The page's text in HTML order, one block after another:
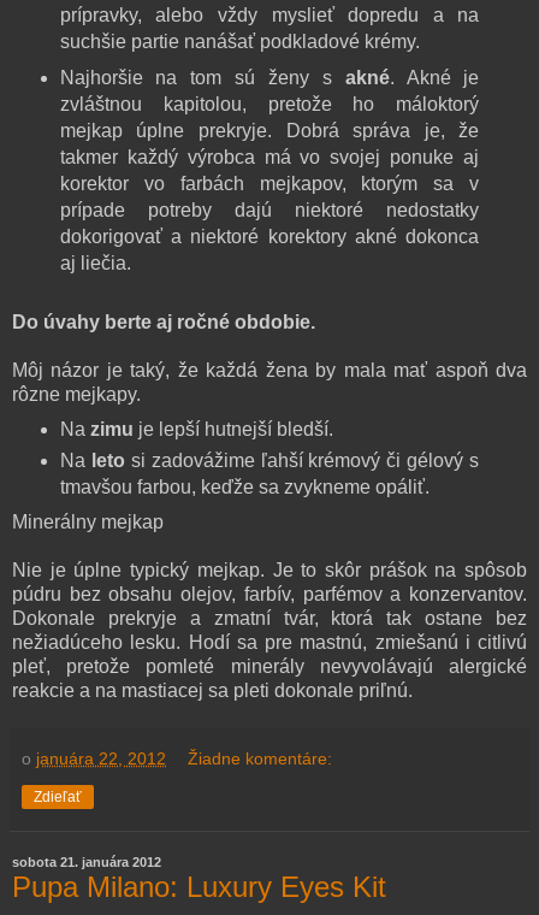
prípravky, alebo vždy myslieť dopredu a na
suchšie partie nanášať podkladové krémy.
Najhoršie na tom sú ženy s akné. Akné je
zvláštnou kapitolou, pretože ho máloktorý
mejkap úplne prekryje. Dobrá správa je, že
takmer každý výrobca má vo svojej ponuke aj
korektor vo farbách mejkapov, ktorým sa v
prípade potreby dajú niektoré nedostatky
dokorigovať a niektoré korektory akné dokonca
aj liečia.
Do úvahy berte aj ročné obdobie.
Môj názor je taký, že každá žena by mala mať aspoň dva
rôzne mejkapy.
Na zimu je lepší hutnejší bledší.
Na leto si zadovážime ľahší krémový či gélový s
tmavšou farbou, keďže sa zvykneme opáliť.
Minerálny mejkap
Nie je úplne typický mejkap. Je to skôr prášok na spôsob
púdru bez obsahu olejov, farbív, parfémov a konzervantov.
Dokonale prekryje a zmatní tvár, ktorá tak ostane bez
nežiadúceho lesku. Hodí sa pre mastnú, zmiešanú i citlivú
pleť, pretože pomleté minerály nevyvolávajú alergické
reakcie a na mastiacej sa pleti dokonale priľnú.
o januára 22, 2012 Žiadne komentáre:
Zdieľať
sobota 21. januára 2012
Pupa Milano: Luxury Eyes Kit